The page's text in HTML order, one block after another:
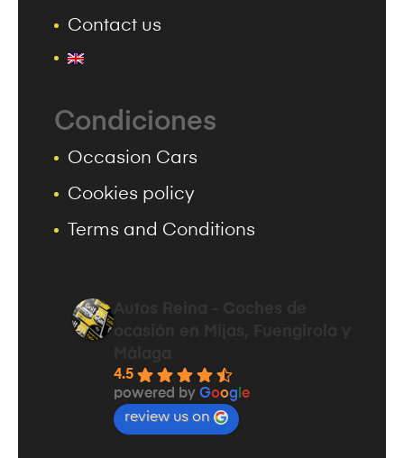
Contact us
Condiciones
Occasion Cars
Cookies policy
Terms and Conditions
4.5
powered by Goog e
review us on